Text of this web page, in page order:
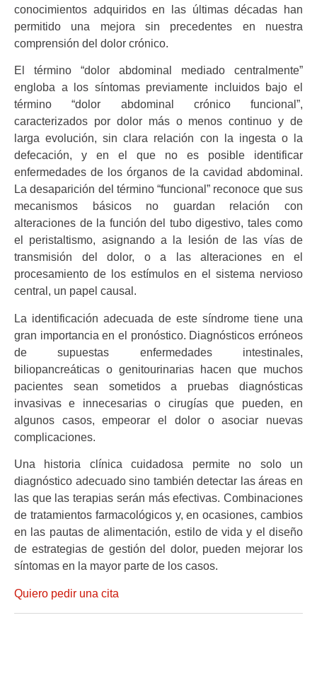
conocimientos adquiridos en las últimas décadas han
permitido una mejora sin precedentes en nuestra
comprensión del dolor crónico.
El término “dolor abdominal mediado centralmente”
engloba a los síntomas previamente incluidos bajo el
término “dolor abdominal crónico funcional”,
caracterizados por dolor más o menos continuo y de
larga evolución, sin clara relación con la ingesta o la
defecación, y en el que no es posible identificar
enfermedades de los órganos de la cavidad abdominal.
La desaparición del término “funcional” reconoce que sus
mecanismos básicos no guardan relación con
alteraciones de la función del tubo digestivo, tales como
el peristaltismo, asignando a la lesión de las vías de
transmisión del dolor, o a las alteraciones en el
procesamiento de los estímulos en el sistema nervioso
central, un papel causal.
La identificación adecuada de este síndrome tiene una
gran importancia en el pronóstico. Diagnósticos erróneos
de supuestas enfermedades intestinales,
biliopancreáticas o genitourinarias hacen que muchos
pacientes sean sometidos a pruebas diagnósticas
invasivas e innecesarias o cirugías que pueden, en
algunos casos, empeorar el dolor o asociar nuevas
complicaciones.
Una historia clínica cuidadosa permite no solo un
diagnóstico adecuado sino también detectar las áreas en
las que las terapias serán más efectivas. Combinaciones
de tratamientos farmacológicos y, en ocasiones, cambios
en las pautas de alimentación, estilo de vida y el diseño
de estrategias de gestión del dolor, pueden mejorar los
síntomas en la mayor parte de los casos.
Quiero pedir una cita